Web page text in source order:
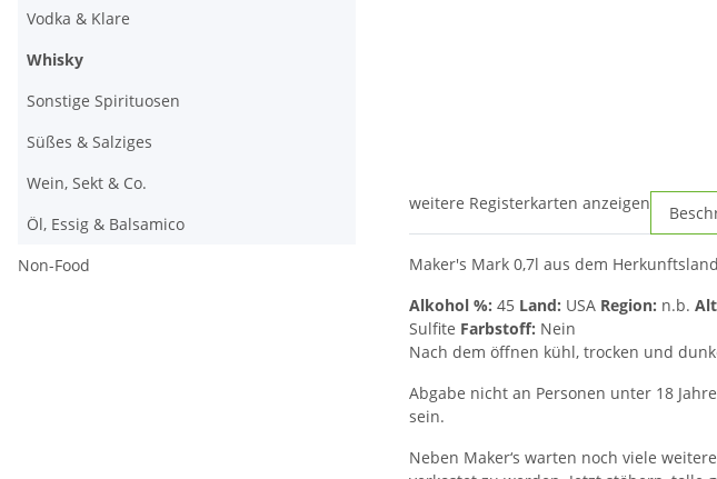
weitere Registerkarten anzeigen
Maker's Mark 0,7l aus dem
Alkohol %: 45 Land: USA Region: n.b.
Sulfite Farbstoff: Nein
Nach dem öffnen kühl, trocken und
Abgabe nicht an Personen unter 18
sein.
Neben Maker‘s warten noch viele
Vodka & Klare
Whisky
Sonstige Spirituosen
Süßes & Salziges
Wein, Sekt & Co.
Öl, Essig & Balsamico
Non-Food